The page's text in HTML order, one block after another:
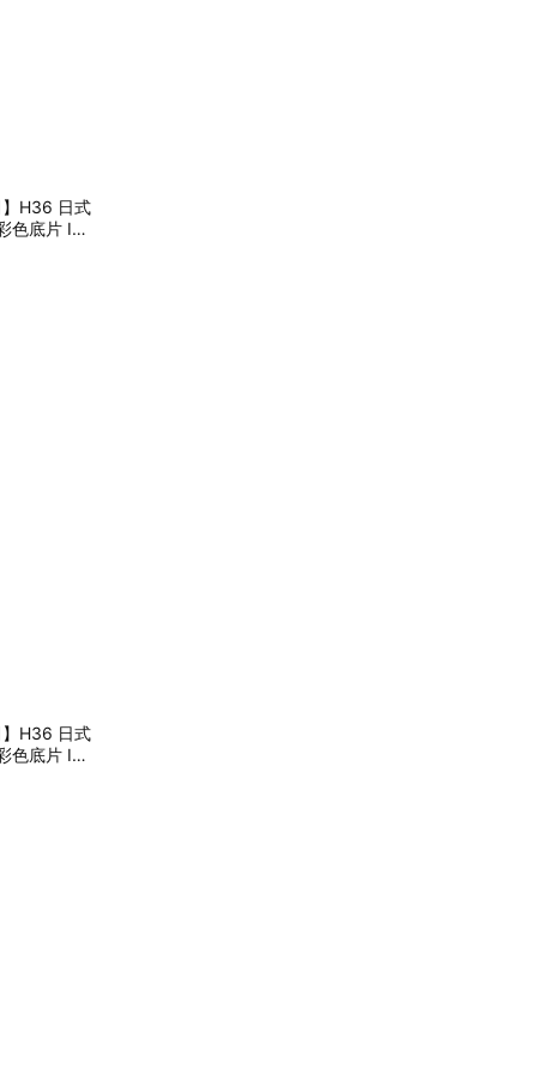
】H36 日式
底片 ISO
】H36 日式
底片 ISO